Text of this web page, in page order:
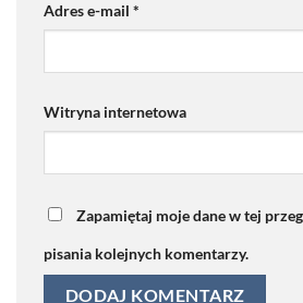
Adres e-mail *
Witryna internetowa
Zapamiętaj moje dane w tej
pisania kolejnych komentarzy.